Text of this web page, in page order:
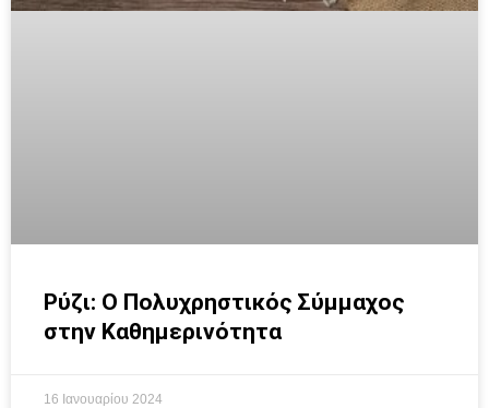
Ρύζι: Ο Πολυχρηστικός Σύμμαχος
στην Καθημερινότητα
16 Ιανουαρίου 2024